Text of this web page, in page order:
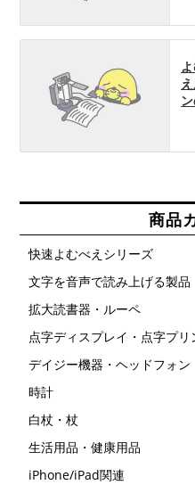
商品
快速よむべえシリーズ
文字を音声で読み上げる製品
拡大読書器・ルーペ
点字ディスプレイ・点字プリ
デイジー機器・ヘッドフォン
時計
白杖・杖
生活用品・健康用品
iPhone/iPad関連